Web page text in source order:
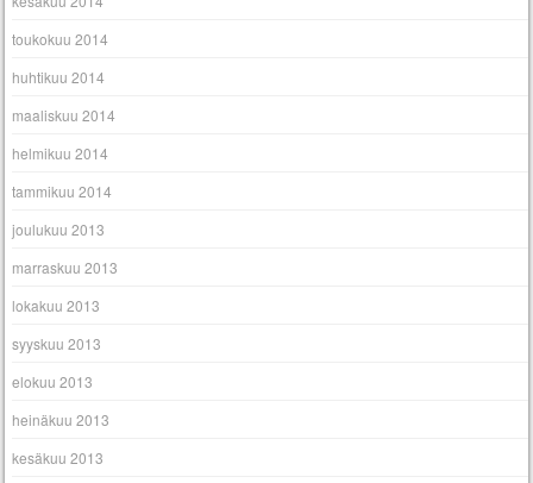
toukokuu 2014
huhtikuu 2014
maaliskuu 2014
helmikuu 2014
tammikuu 2014
joulukuu 2013
marraskuu 2013
lokakuu 2013
syyskuu 2013
elokuu 2013
heinäkuu 2013
kesäkuu 2013